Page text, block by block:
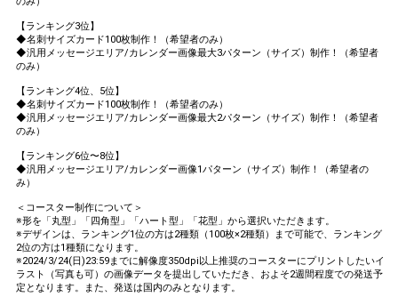
【ランキング3位】
◆名刺サイズカード100枚制作！（希望者のみ）
◆汎用メッセージエリア/カレンダー画像最大3パターン（サイズ）制作！（希望者
のみ）
【ランキング4位、5位】
◆名刺サイズカード100枚制作！（希望者のみ）
◆汎用メッセージエリア/カレンダー画像最大2パターン（サイズ）制作！（希望者
のみ）
【ランキング6位〜8位】
◆汎用メッセージエリア/カレンダー画像1パターン（サイズ）制作！（希望者の
み）
＜コースター制作について＞
※形を「丸型」「四角型」「ハート型」「花型」から選択いただきます。
※デザインは、ランキング1位の方は2種類（100枚×2種類）まで可能で、ランキング
2位の方は1種類になります。
※2024/3/24(日)23:59までに解像度350dpi以上推奨のコースターにプリントしたいイ
ラスト（写真も可）の画像データを提出していただき、およそ2週間程度での発送予
定となります。また、発送は国内のみとなります。